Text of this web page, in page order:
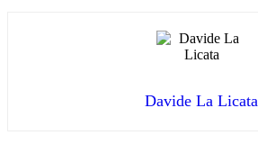
Davide La Licata